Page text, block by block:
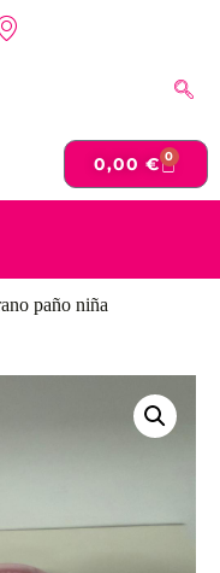
0,00€ 0
paño niña